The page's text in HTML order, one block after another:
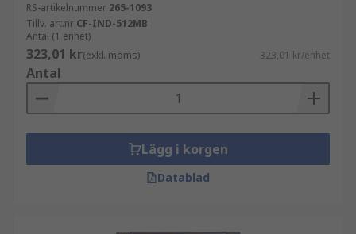
RS-artikelnummer 265-1093
Tillv. art.nr CF-IND-512MB
Antal (1 enhet)
323,01 kr(exkl. moms) 323,01 kr/enhet
Antal
Lägg i korgen
Datablad